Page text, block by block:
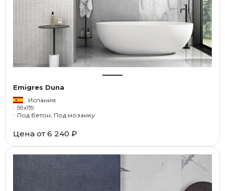
Emigres Duna
Испания
59x119
Под бетон, Под мозаику
Цена от 6 240 ₽